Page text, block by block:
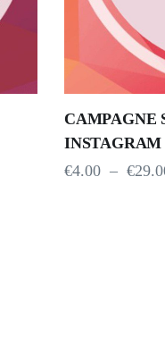
CAMPAGNE
INSTAGRAM
€4.00 – €